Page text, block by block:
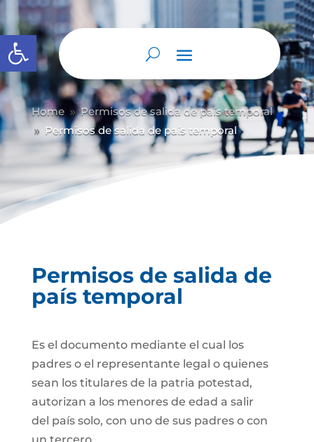
Abrir barra de herramientas
Home 9 Permisos de salida de país temporal
9 Permisos de salida de país temporal
Permisos de salida de
país temporal
Es el documento mediante el cual los
padres o el representante legal o quienes
sean los titulares de la patria potestad,
autorizan a los menores de edad a salir
del país solo, con uno de sus padres o con